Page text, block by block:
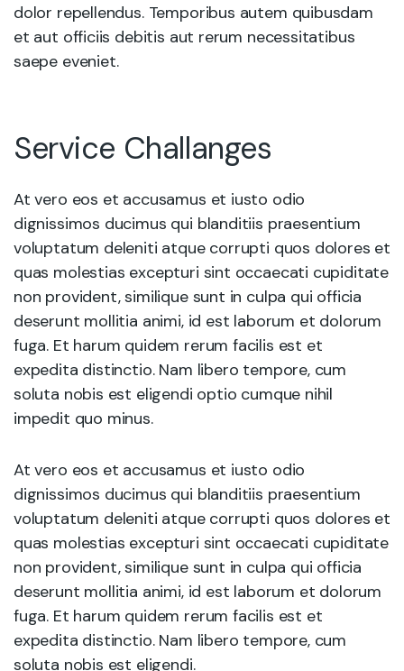
dolor repellendus. Temporibus autem quibusdam
et aut officiis debitis aut rerum necessitatibus
saepe eveniet.
Service Challanges
At vero eos et accusamus et iusto odio
dignissimos ducimus qui blanditiis praesentium
voluptatum deleniti atque corrupti quos dolores et
quas molestias excepturi sint occaecati cupiditate
non provident, similique sunt in culpa qui officia
deserunt mollitia animi, id est laborum et dolorum
fuga. Et harum quidem rerum facilis est et
expedita distinctio. Nam libero tempore, cum
soluta nobis est eligendi optio cumque nihil
impedit quo minus.
At vero eos et accusamus et iusto odio
dignissimos ducimus qui blanditiis praesentium
voluptatum deleniti atque corrupti quos dolores et
quas molestias excepturi sint occaecati cupiditate
non provident, similique sunt in culpa qui officia
deserunt mollitia animi, id est laborum et dolorum
fuga. Et harum quidem rerum facilis est et
expedita distinctio. Nam libero tempore, cum
soluta nobis est eligendi.